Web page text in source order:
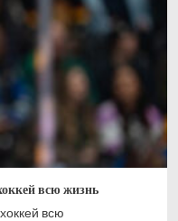
всю жизнь
всю